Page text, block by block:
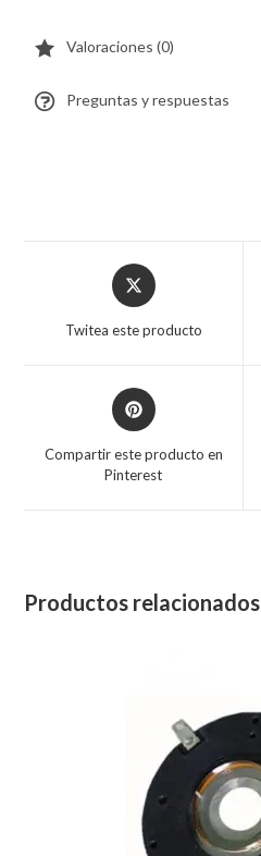
Valoraciones (0)
Preguntas y respuestas
Twitea este producto
Compartir este producto en
Pinterest
Productos relacionados